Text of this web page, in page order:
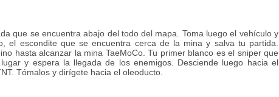
que se encuentra abajo del todo del mapa. Toma luego el vehículo y
el escondite que se encuentra cerca de la mina y salva tu partida.
hasta alcanzar la mina TaeMoCo. Tu primer blanco es el sniper que
y espera la llegada de los enemigos. Desciende luego hacia el
Tómalos y dirígete hacia el oleoducto.